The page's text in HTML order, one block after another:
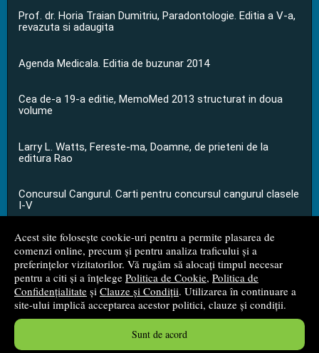
Acest site folosește cookie-uri pentru a permite plasarea de
comenzi online, precum și pentru analiza traficului și a
preferințelor vizitatorilor. Vă rugăm să alocați timpul necesar
pentru a citi și a înțelege Politica de Cookie, Politica de
Confidențialitate și Clauze și Condiții. Utilizarea în continuare a
site-ului implică acceptarea acestor politici, clauze și condiții.
Sunt de acord
Prof. dr. Horia Traian Dumitriu, Paradontologie. Editia a V-a,
revazuta si adaugita
Agenda Medicala. Editia de buzunar 2014
Cea de-a 19-a editie, MemoMed 2013 structurat in doua
volume
Larry L. Watts, Fereste-ma, Doamne, de prieteni de la
editura Rao
Concursul Cangurul. Carti pentru concursul cangurul clasele
I-V
...toate știrile
© 2008 - 2026S.C. M.G. Net Distribution S.R.L.
Magazin onlinecreat deVital Soft